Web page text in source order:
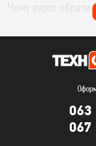
Чому варто обрати
асортимент грилів та
розмірів та
виробників, що 063
067